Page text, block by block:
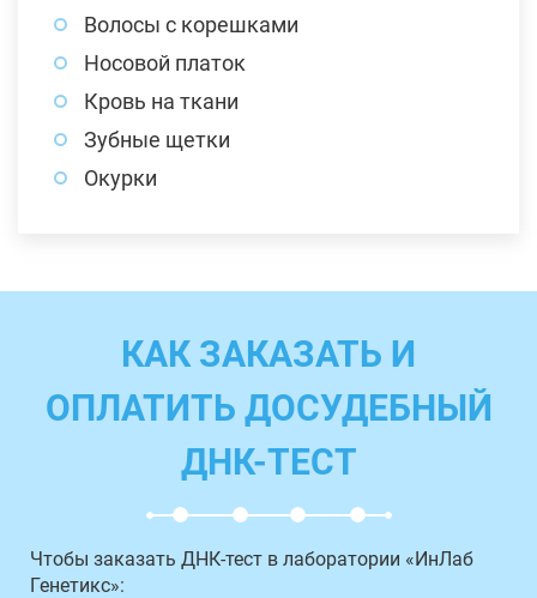
Волосы с корешками
Носовой платок
Кровь на ткани
Зубные щетки
Окурки
КАК ЗАКАЗАТЬ И
ОПЛАТИТЬ ДОСУДЕБНЫЙ
ДНК-ТЕСТ
Чтобы заказать ДНК-тест в лаборатории «ИнЛаб
Генетикс»: